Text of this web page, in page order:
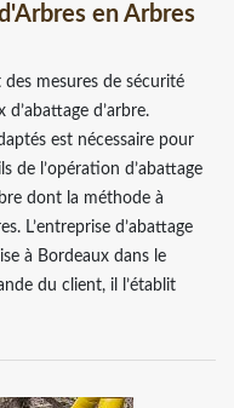
en Arbres
mesures de sécurité
d’arbre.
est nécessaire pour
de l’opération d’abattage
dont la méthode à
L’entreprise d’abattage
à Bordeaux dans le
du client, il l’établit